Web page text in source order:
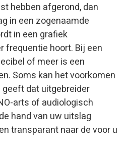
hebben afgerond, dan
in een zogenaamde
in een grafiek
frequentie hoort. Bij een
of meer is een
Soms kan het voorkomen
dat uitgebreider
arts of audiologisch
hand van uw uitslag
transparant naar de voor u